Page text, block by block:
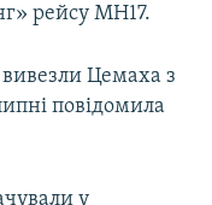
рейсу MH17.
Цемаха з
повідомила
у